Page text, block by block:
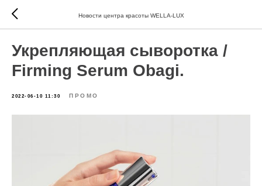
Новости центра красоты WELLA-LUX
Укрепляющая сыворотка /
Firming Serum Obagi.
2022-06-10 11:30 ПРОМО